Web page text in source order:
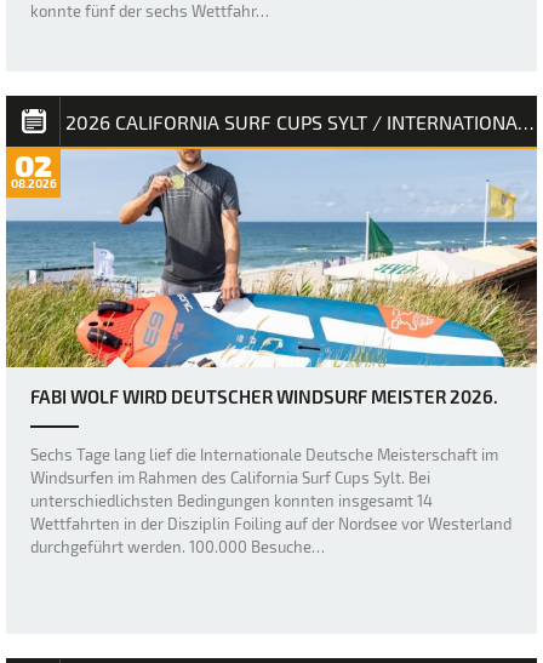
konnte fünf der sechs Wettfahr…
2026 CALIFORNIA SURF CUPS SYLT / INTERNATIONALE DEUTSCHE MEISTERSCHAFT
02
08.2026
FABI WOLF WIRD DEUTSCHER WINDSURF MEISTER 2026.
Sechs Tage lang lief die Internationale Deutsche Meisterschaft im
Windsurfen im Rahmen des California Surf Cups Sylt. Bei
unterschiedlichsten Bedingungen konnten insgesamt 14
Wettfahrten in der Disziplin Foiling auf der Nordsee vor Westerland
durchgeführt werden. 100.000 Besuche…